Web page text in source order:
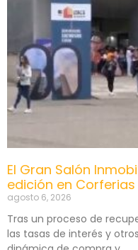
El Gran Salón
edición en Corferias
agosto 6, 2026
Tras un proceso de
las tasas de interés y